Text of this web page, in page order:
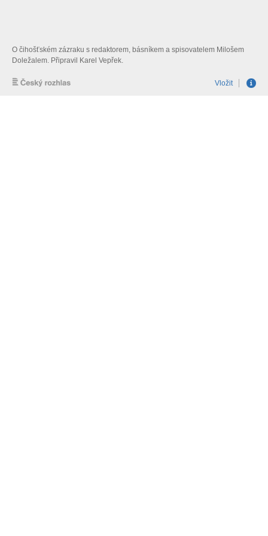
O čihošťském zázraku s redaktorem, básníkem a spisovatelem Milošem
Doležalem. Připravil Karel Vepřek.
Vložit